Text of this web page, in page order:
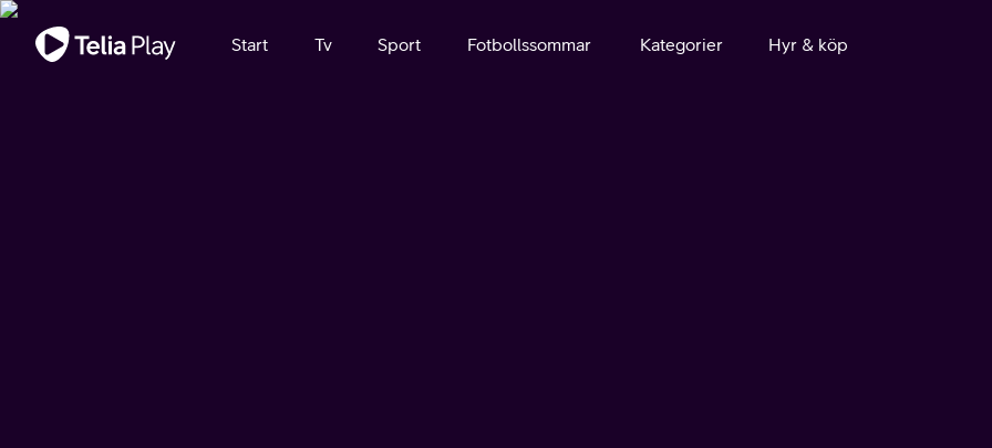
Viktigt meddelande
Start Tv Sport Fotbollssommar Kategorier Hyr & köp